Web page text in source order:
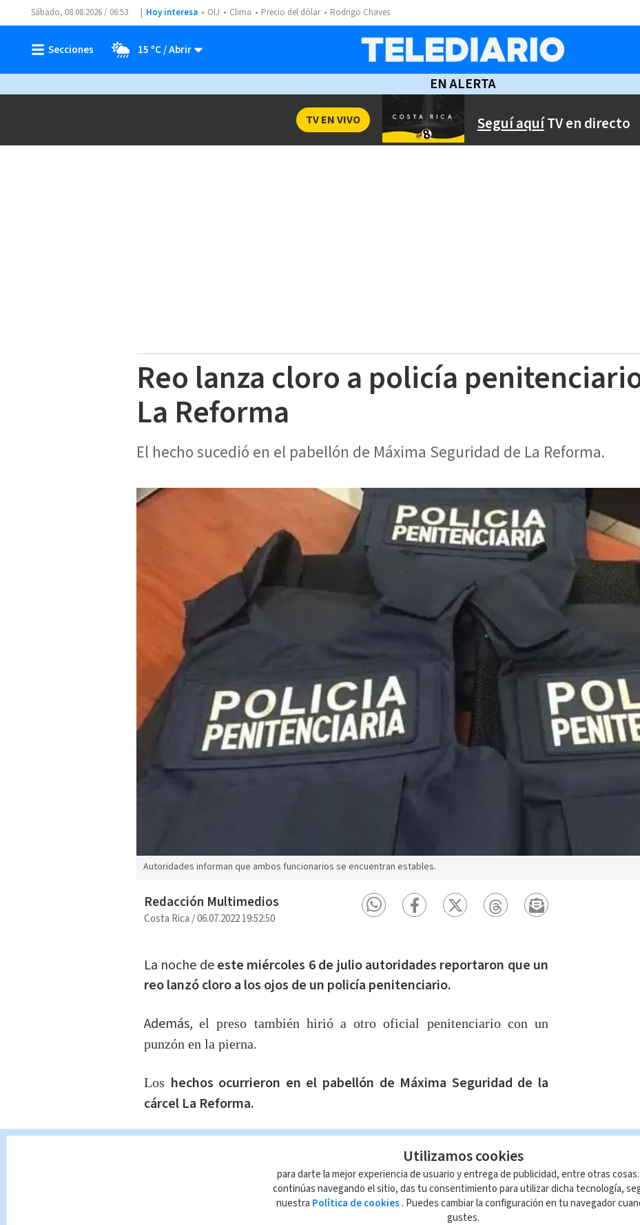
Sábado, 08.08.2026 / 06:53 Hoy interesa OIJ Clima Precio del dólar Rodrigo Chaves
15 ºC
EN ALERTA
Seguí aquíTV en directo
TV EN VIVO
Reo lanza cloro a policía
La Reforma
El hecho sucedió en el pabellón de Máxima Seguridad de La Reforma.
Autoridades informan que ambos funcionarios se encuentran estables.
Redacción Multimedios
Costa Rica/06.07.2022 19:52:50
La noche deeste miércoles 6 de julio autoridades reportaron que un
reo lanzó cloro a los ojos de un policía penitenciario.
Además,el preso también hirió a otro oficial penitenciario con un
punzón en la pierna.
Los hechos ocurrieron en el pabellón de Máxima Seguridad de la
cárcel La Reforma.
Autoridadesinforman que ambos funcionarios se encuentran
Te Recomendamos:
Costa Rica ya cuenta con insumos de laboratorio para el
Utilizamos cookies
para darte la mejor experiencia de usuario y entrega de publicidad, entre otras cosas.
continúas navegando el sitio, das tu consentimiento para utilizar dicha tecnología,
nuestra Política de cookies . Puedes cambiar la configuración en tu navegador
gustes.